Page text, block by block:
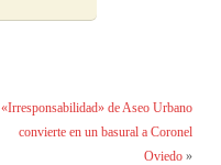
«Irresponsabilidad» de Aseo Urbano
convierte en un basural a Coronel
Oviedo»